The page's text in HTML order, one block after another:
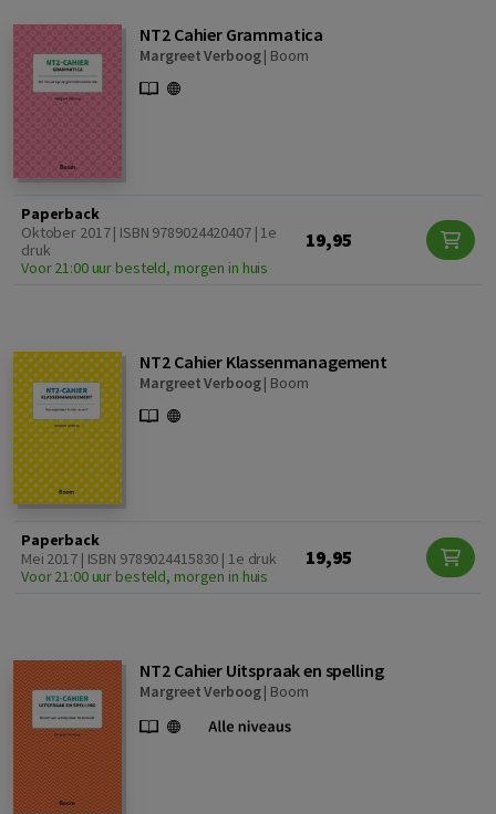
NT2 Cahier Grammatica
Margreet Verboog| Boom
Paperback
Oktober 2017 | ISBN 9789024420407 | 1e
druk
Voor 21:00 uur besteld, morgen in huis
19,95
NT2 Cahier Klassenmanagement
Margreet Verboog| Boom
Paperback
Mei 2017 | ISBN 9789024415830 | 1e druk
Voor 21:00 uur besteld, morgen in huis
19,95
NT2 Cahier Uitspraak en spelling
Margreet Verboog| Boom